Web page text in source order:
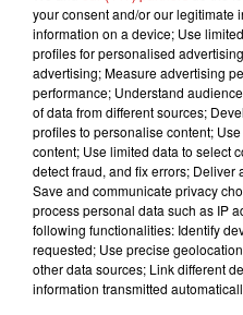
droit à
6 août 2026
Un
noyade
6 août 2026
Vendre
peut
your consent and/or our legitimate
information on a device; Use
profiles for personalised
advertising; Measure advertising
performance; Understand
of data from different sources;
profiles to personalise content;
content; Use limited data to select
detect fraud, and fix errors;
Save and communicate privacy
process personal data such as IP
following functionalities: Identify
requested; Use precise
other data sources; Link different
information transmitted